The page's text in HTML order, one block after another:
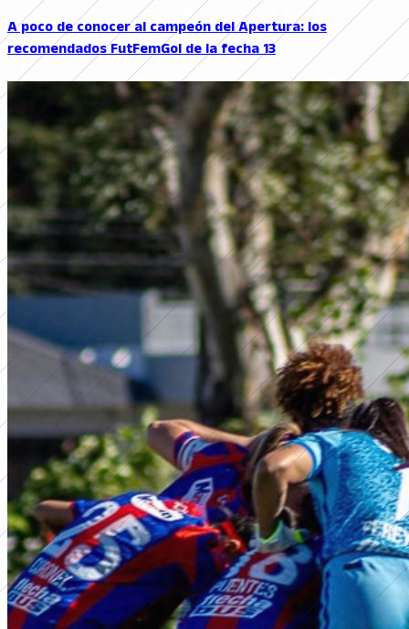
A poco de conocer al campeón del Apertura: los
recomendados FutFemGol de la fecha 13